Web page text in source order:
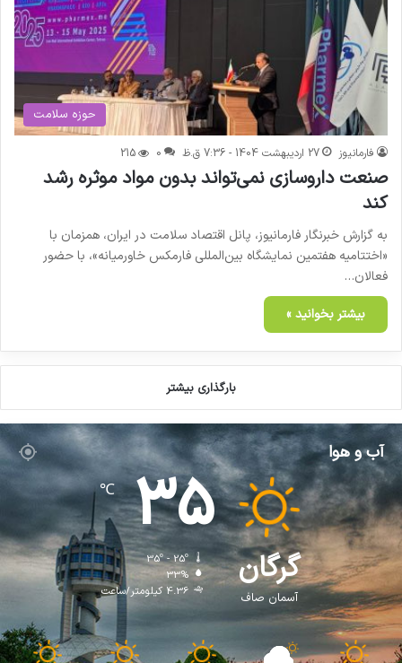
حوزه سلامت
فارمانیوز 27 اردیبهشت 1404 - 7:36 ق.ظ 0
215
صنعت داروسازی نمی‌تواند بدون مواد موثره رشد
کند
به گزارش خبرنگار فارمانیوز، پانل اقتصاد سلامت در ایران، همزمان با
«اختتامیه هفتمین نمایشگاه بین‌المللی فارمکس خاورمیانه»، با حضور
فعالان…
بیشتر بخوانید »
بارگذاری بیشتر
آب و هوا
گرگان
آسمان صاف
35
℃
35º - 25º
33%
4.36 کیلومتر/ساعت